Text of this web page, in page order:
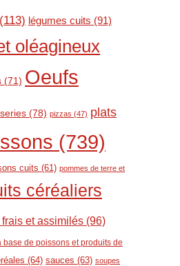
(113) légumes cuits (91)
oléagineux
(71) Oeufs
(78) pizzas (47) plats
(739)
cuits (61) pommes de terre et
céréaliers
et assimilés (96)
base de poissons et produits de
(64) sauces (63) soupes